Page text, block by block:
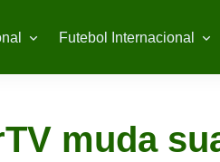
Futebol Internacional
muda